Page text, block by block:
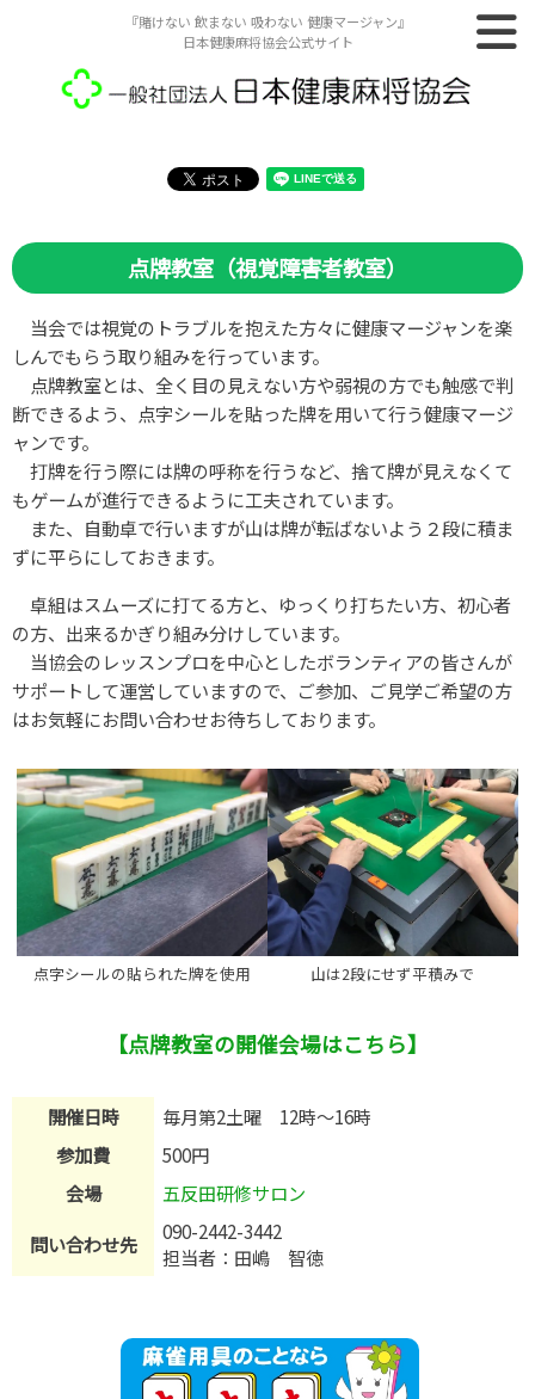
『賭けない 飲まない 吸わない 健康マージャン』
日本健康麻将協会公式サイト
点牌教室（視覚障害者教室）
当会では視覚のトラブルを抱えた方々に健康マージャンを楽
しんでもらう取り組みを行っています。
点牌教室とは、全く目の見えない方や弱視の方でも触感で判
断できるよう、点字シールを貼った牌を用いて行う健康マージ
ャンです。
打牌を行う際には牌の呼称を行うなど、捨て牌が見えなくて
もゲームが進行できるように工夫されています。
また、自動卓で行いますが山は牌が転ばないよう２段に積ま
ずに平らにしておきます。
卓組はスムーズに打てる方と、ゆっくり打ちたい方、初心者
の方、出来るかぎり組み分けしています。
当協会のレッスンプロを中心としたボランティアの皆さんが
サポートして運営していますので、ご参加、ご見学ご希望の方
はお気軽にお問い合わせお待ちしております。
点字シールの貼られた牌を使用 山は2段にせず平積みで
【点牌教室の開催会場はこちら】
開催日時
毎月第2土曜 12時〜16時
参加費
500円
会場
五反田研修サロン
問い合わせ先
090-2442-3442
担当者：田嶋 智徳